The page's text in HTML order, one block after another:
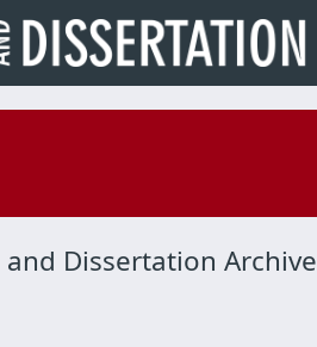
and Dissertation Archive